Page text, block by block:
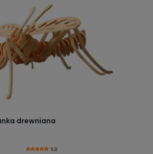
drewniana
5.0